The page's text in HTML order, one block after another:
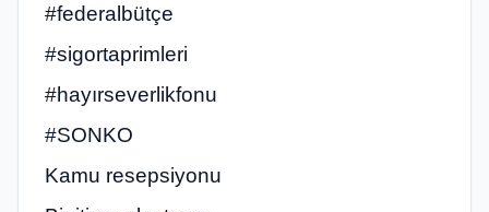
#federalbütçe
#sigortaprimleri
#hayırseverlikfonu
#SONKO
Kamu resepsiyonu